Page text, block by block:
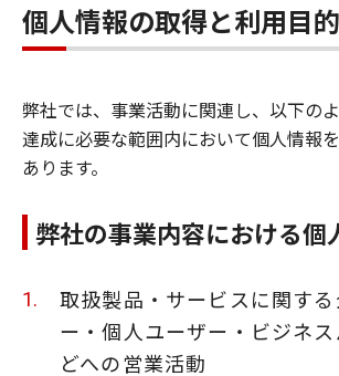
個人情報の取得と利用目
弊社では、事業活動に関連し、以下の
達成に必要な範囲内において個人情報
あります。
弊社の事業内容における個
取扱製品・サービスに関す
ー・個人ユーザー・ビジネ
どへの営業活動